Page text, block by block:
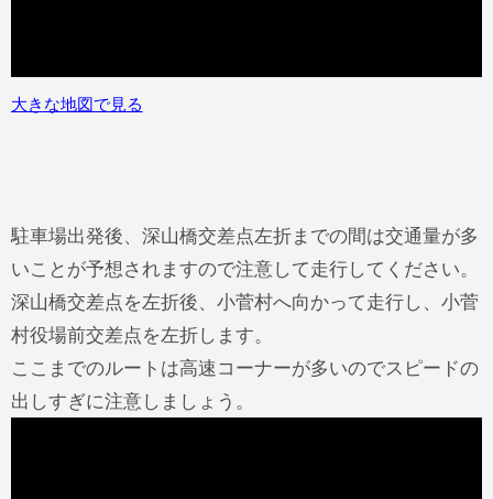
大きな地図で見る
駐車場出発後、深山橋交差点左折までの間は交通量が多
いことが予想されますので注意して走行してください。
深山橋交差点を左折後、小菅村へ向かって走行し、小菅
村役場前交差点を左折します。
ここまでのルートは高速コーナーが多いのでスピードの
出しすぎに注意しましょう。